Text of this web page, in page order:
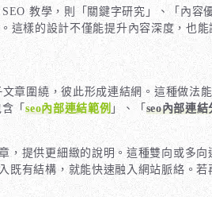
教學，則「關鍵字研究」、「內容
這樣的設計不僅能提升內容深度，也
章圍繞，彼此形成連結網。這種做法
含「seo內部連結範例 」、「 seo內部連結
，提供更細緻的說明。這種雙向或多向
有結構，就能快速融入網站脈絡。